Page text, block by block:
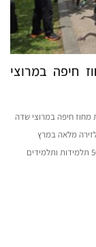
חיפה במרוצי
מחוז חיפה במרוצי שדה
מלאה במרץ
ואנרגיה, וכללה קטגוריות אישיות וקבוצתיות בה לקחו חלק כ-500 תלמידות ותלמידים